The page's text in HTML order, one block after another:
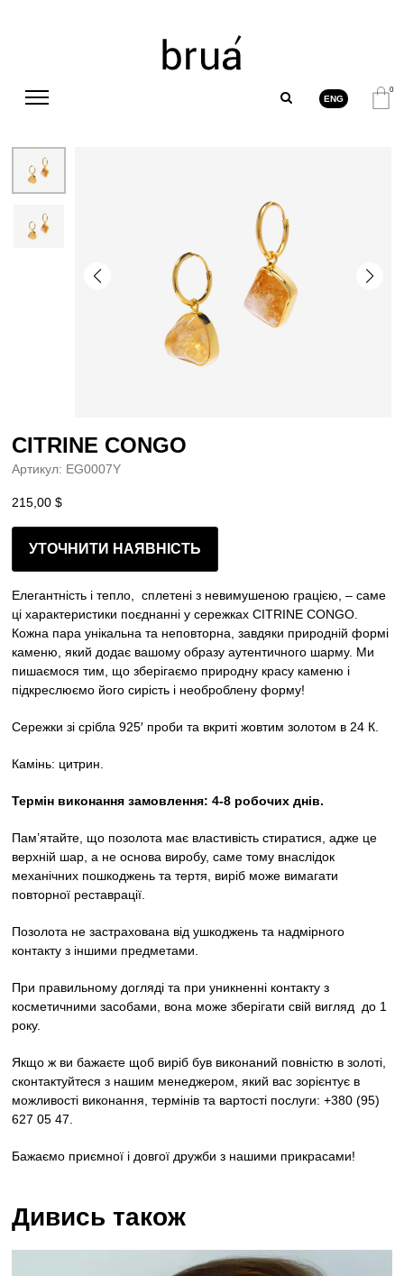
ENG
0
CITRINE CONGO
Артикул: EG0007Y
215,00$
УТОЧНИТИ НАЯВНІСТЬ
Елегантність і тепло, сплетені з невимушеною грацією, –саме
ці характеристики поєднанні у сережках CITRINE CONGO.
Кожна пара унікальна та неповторна, завдяки природній формі
каменю, який додає вашому образу аутентичного шарму. Ми
пишаємося тим, що зберігаємо природну красу каменю і
підкреслюємо його сирість і необроблену форму!
Cережки зі срібла 925′ проби та вкриті жовтим золотом в 24 К.
Камінь: цитрин.
Термін виконання замовлення: 4-8 робочих днів.
Пам’ятайте, що позолота має властивість стиратися, адже це
верхній шар, а не основа виробу, саме тому внаслідок
механічних пошкоджень та тертя, виріб може вимагати
повторної реставрації.
Позолота не застрахована від ушкоджень та надмірного
контакту з іншими предметами.
При правильному догляді та при уникненні контакту з
косметичними засобами, вона може зберігати свій вигляд до 1
року.
Якщо ж ви бажаєте щоб виріб був виконаний повністю в золоті,
сконтактуйтеся з нашим менеджером, який вас зорієнтує в
можливості виконання, термінів та вартості послуги: +380 (95)
627 05 47.
Бажаємо приємної і довгої дружби з нашими прикрасами!
Дивись також